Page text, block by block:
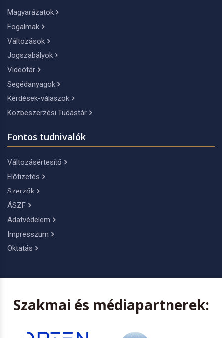
Magyarázatok
Fogalmak
Változások
Jogszabályok
Videótár
Segédanyagok
Kérdések-válaszok
Közbeszerzési Tudástár
Fontos tudnivalók
Változásértesítő
Előfizetés
Szerzők
ÁSZF
Adatvédelem
Impresszum
Oktatás
Szakmai és médiapartnerek: